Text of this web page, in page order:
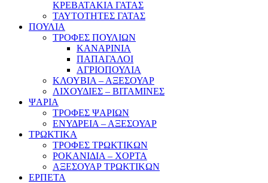
ΚΡΕΒΑΤΑΚΙΑ ΓΑΤΑΣ
ΤΑΥΤΟΤΗΤΕΣ ΓΑΤΑΣ
ΠΟΥΛΙΑ
ΤΡΟΦΕΣ ΠΟΥΛΙΩΝ
ΚΑΝΑΡΙΝΙΑ
ΠΑΠΑΓΑΛΟΙ
ΑΓΡΙΟΠΟΥΛΙΑ
ΚΛΟΥΒΙΑ – ΑΞΕΣΟΥΑΡ
ΛΙΧΟΥΔΙΕΣ – ΒΙΤΑΜΙΝΕΣ
ΨΑΡΙΑ
ΤΡΟΦΕΣ ΨΑΡΙΩΝ
ΕΝΥΔΡΕΙΑ – ΑΞΕΣΟΥΑΡ
ΤΡΩΚΤΙΚΑ
ΤΡΟΦΕΣ ΤΡΩΚΤΙΚΩΝ
ΡΟΚΑΝΙΔΙΑ – ΧΟΡΤΑ
ΑΞΕΣΟΥΑΡ ΤΡΩΚΤΙΚΩΝ
ΕΡΠΕΤΑ